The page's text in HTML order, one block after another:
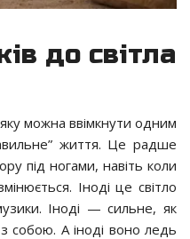
до світла
можна ввімкнути одним
життя. Це радше
під ногами, навіть коли
Іноді це світло
Іноді — сильне, як
собою. А іноді воно ледь